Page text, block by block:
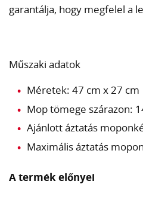
garantálja, hogy megfelel a
Műszaki adatok
Méretek: 47 cm x 27 cm
Mop tömege szárazon:
Ajánlott áztatás
Maximális áztatás
A termék előnyei